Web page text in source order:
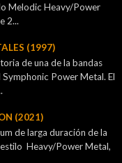
Melodic Heavy/Power
2...
(1997)
de una de la bandas
Power Metal. El
(2021)
de larga duración de la
Heavy/Power Metal,